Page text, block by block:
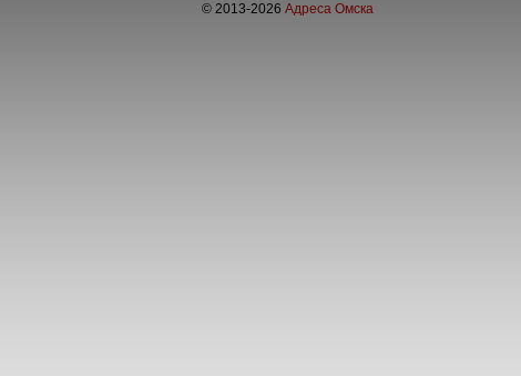
© 2013-2026 Адреса Омска